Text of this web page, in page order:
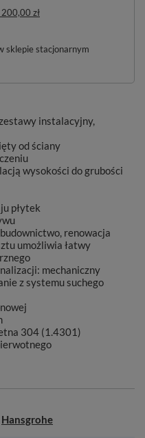
200,00 zł
sklepie stacjonarnym
instalacyjny,
od ściany
wysokości do grubości
płytek
renowacja
umożliwia łatwy
mechaniczny
z systemu suchego
304 (1.4301)
Hansgrohe